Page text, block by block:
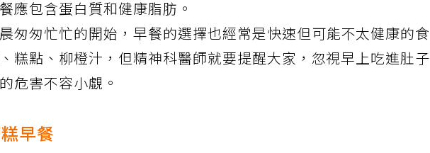
應包含蛋白質和健康脂肪。
匆匆忙忙的開始，早餐的選擇也經常是快速但可能不太健康的食
糕點、柳橙汁，但精神科醫師就要提醒大家，忽視早上吃進肚子
危害不容小覷。
早餐